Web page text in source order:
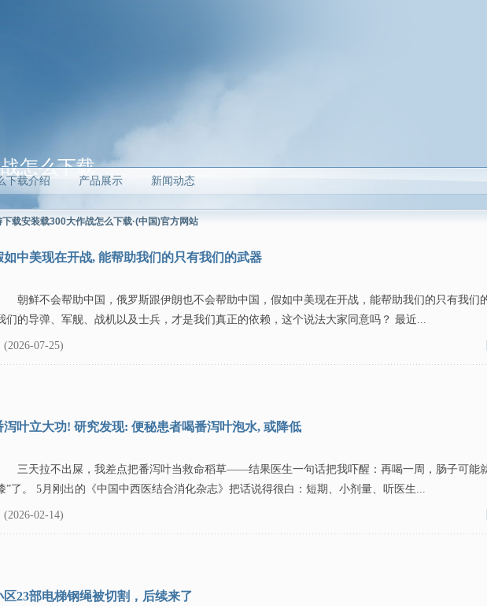
怎么下载
下载介绍 产品展示 新闻动态
下载安装载300大作战怎么下载·(中国)官方网站
如中美现在开战, 能帮助我们的只有我们的武器
朝鲜不会帮助中国，俄罗斯跟伊朗也不会帮助中国，假如中美现在开战，能帮助我们的只有我们
们的导弹、军舰、战机以及士兵，才是我们真正的依赖，这个说法大家同意吗？ 最近...
(2026-07-25)
泻叶立大功! 研究发现: 便秘患者喝番泻叶泡水, 或降低
三天拉不出屎，我差点把番泻叶当救命稻草——结果医生一句话把我吓醒：再喝一周，肠子可能
”了。 5月刚出的《中国中西医结合消化杂志》把话说得很白：短期、小剂量、听医生...
(2026-02-14)
区23部电梯钢绳被切割，后续来了